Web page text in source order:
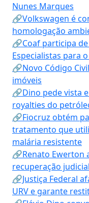
Nunes Marques
🔗Volkswagen é
homologação
🔗Coaf participa
Especialistas para
🔗Novo Código
imóveis
🔗Dino pede vista
royalties do
🔗Fiocruz obtém
tratamento que
malária resistente
🔗Renato Ewerton
recuperação
🔗Justiça Federal
URV e garante